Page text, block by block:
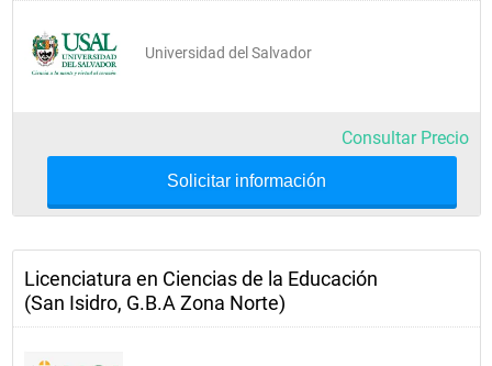
Universidad del Salvador
Consultar Precio
Solicitar información
Licenciatura en Ciencias de la Educación
(San Isidro, G.B.A Zona Norte)